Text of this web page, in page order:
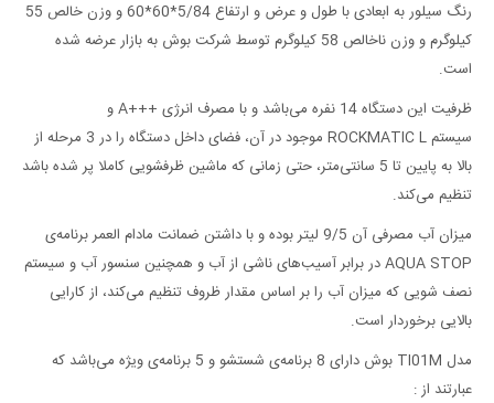
رنگ سیلور به ابعادی با طول و عرض و ارتفاع 5/84*60*60 و وزن خالص 55
کیلوگرم و وزن ناخالص 58 کیلو‌گرم توسط شرکت بوش به بازار عرضه شده
است.
ظرفیت این دستگاه 14 نفره می‌باشد و با مصرف انرژی +++‌A و
سیستم ‌ROCKMATIC L موجود در آن، فضای داخل دستگاه را در 3 مرحله از
بالا به پایین تا 5 سانتی‌متر، حتی زمانی که ماشین ظرفشویی کاملا پر شده باشد
تنظیم می‌کند.
میزان آب مصرفی آن 9/5 لیتر بوده و با داشتن ضمانت مادام العمر برنامه‌ی
AQUA STOP در برابر آسیب‌های ناشی از آب و همچنین سنسور آب و سیستم
نصف شویی که میزان آب را بر اساس مقدار ظروف تنظیم می‌کند، از کارایی
بالایی برخوردار است.
مدل TI01M بوش دارای 8 برنامه‌ی شستشو و 5 برنامه‌ی ویژه می‌باشد که
عبارتند از :